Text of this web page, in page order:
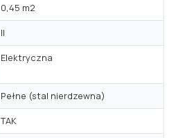
0,45 m2
II
Elektryczna
Pełne (stal nierdzewna)
TAK